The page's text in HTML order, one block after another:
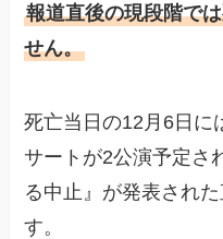
報道直後の現段階で
せん。
死亡当日の12月6日に
サートが2公演予定さ
る中止』が発表され
す。